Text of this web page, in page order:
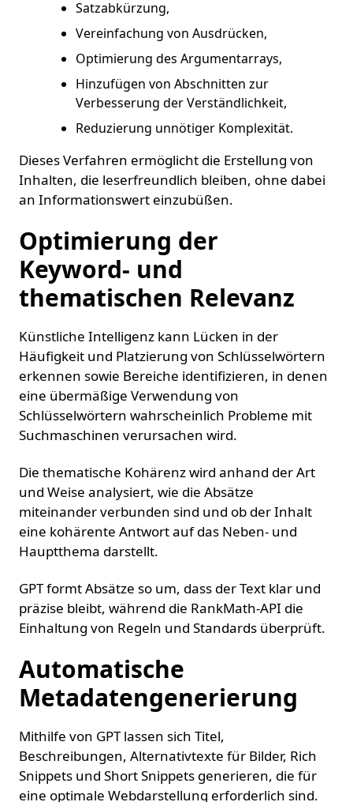
Satzabkürzung,
Vereinfachung von Ausdrücken,
Optimierung des Argumentarrays,
Hinzufügen von Abschnitten zur
Verbesserung der Verständlichkeit,
Reduzierung unnötiger Komplexität.
Dieses Verfahren ermöglicht die Erstellung von
Inhalten, die leserfreundlich bleiben, ohne dabei
an Informationswert einzubüßen.
Optimierung der
Keyword- und
thematischen Relevanz
Künstliche Intelligenz kann Lücken in der
Häufigkeit und Platzierung von Schlüsselwörtern
erkennen sowie Bereiche identifizieren, in denen
eine übermäßige Verwendung von
Schlüsselwörtern wahrscheinlich Probleme mit
Suchmaschinen verursachen wird.
Die thematische Kohärenz wird anhand der Art
und Weise analysiert, wie die Absätze
miteinander verbunden sind und ob der Inhalt
eine kohärente Antwort auf das Neben- und
Hauptthema darstellt.
GPT formt Absätze so um, dass der Text klar und
präzise bleibt, während die RankMath-API die
Einhaltung von Regeln und Standards überprüft.
Automatische
Metadatengenerierung
Mithilfe von GPT lassen sich Titel,
Beschreibungen, Alternativtexte für Bilder, Rich
Snippets und Short Snippets generieren, die für
eine optimale Webdarstellung erforderlich sind.